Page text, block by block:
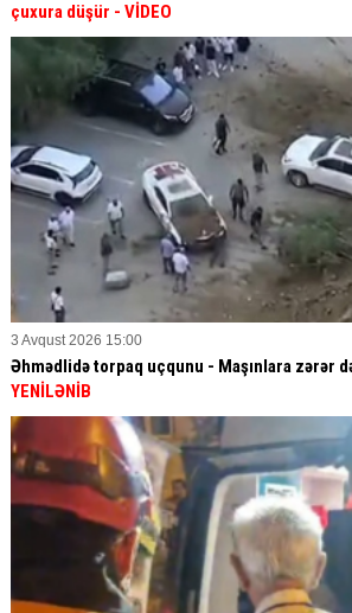
çuxura düşür - VİDEO
3 Avqust 2026 15:00
Əhmədlidə torpaq uçqunu - Maşınlara zərər
YENİLƏNİB